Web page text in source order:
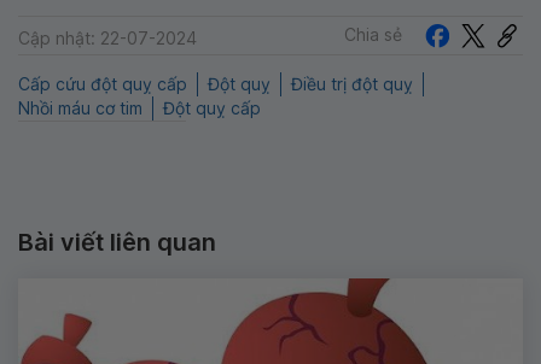
Cập nhật: 22-07-2024 Chia sẻ
Cấp cứu đột quỵ cấp Đột quỵ
Điều trị đột quỵ
Nhồi máu cơ tim
Đột quỵ cấp
Bài viết liên quan